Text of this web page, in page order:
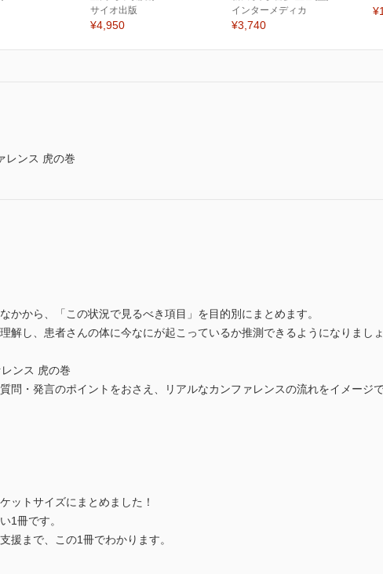
サイオ出版
¥4,950
インターメディカ
¥3,740
レンス 虎の巻
から、「この状況で見るべき項目」を目的別にまとめます。
解し、患者さんの体に今なにが起こっているか推測できるようになりましょ
ンス 虎の巻
問・発言のポイントをおさえ、リアルなカンファレンスの流れをイメージ
ットサイズにまとめました！
1冊です。
援まで、この1冊でわかります。